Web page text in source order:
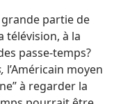
partie de
télévision, à la
passe-temps?
l’Américain moyen
à regarder la